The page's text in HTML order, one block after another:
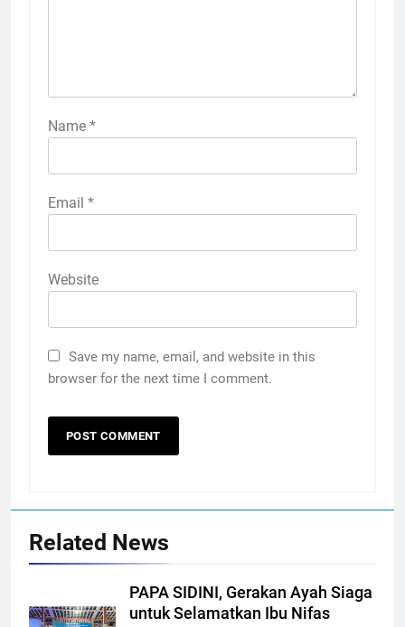
Name *
Email *
Website
Save my name, email, and website in this
browser for the next time I comment.
Related News
PAPA SIDINI, Gerakan Ayah Siaga
untuk Selamatkan Ibu Nifas